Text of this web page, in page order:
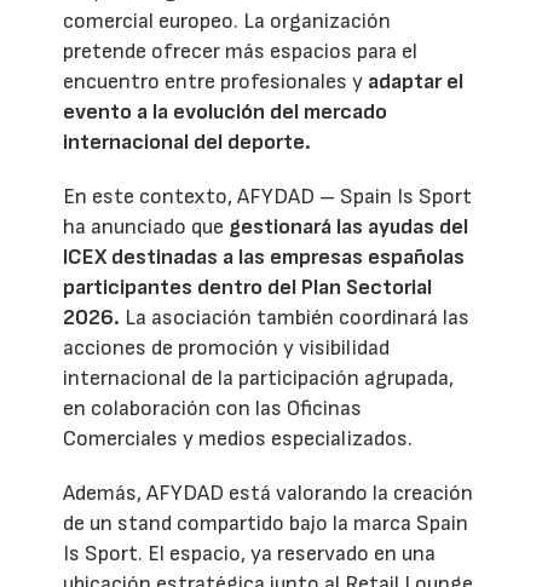
comercial europeo. La organización
pretende ofrecer más espacios para el
encuentro entre profesionales y adaptar el
evento a la evolución del mercado
internacional del deporte.
En este contexto, AFYDAD – Spain Is Sport
ha anunciado que gestionará las ayudas del
ICEX destinadas a las empresas españolas
participantes dentro del Plan Sectorial
2026. La asociación también coordinará las
acciones de promoción y visibilidad
internacional de la participación agrupada,
en colaboración con las Oficinas
Comerciales y medios especializados.
Además, AFYDAD está valorando la creación
de un stand compartido bajo la marca Spain
Is Sport. El espacio, ya reservado en una